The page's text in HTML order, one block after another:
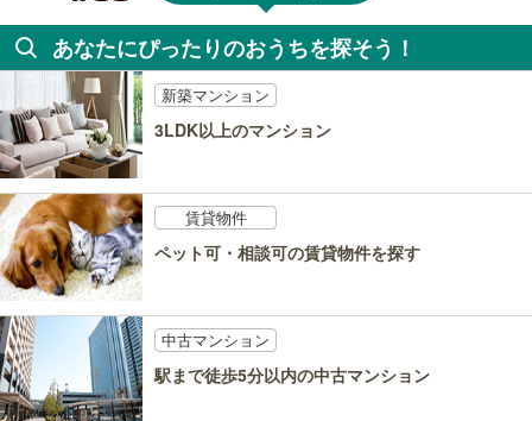
あなたにぴったりのおうちを探そう！
新築マンション
3LDK以上のマンション
賃貸物件
ペット可・相談可の賃貸物件を探す
中古マンション
駅まで徒歩5分以内の中古マンション